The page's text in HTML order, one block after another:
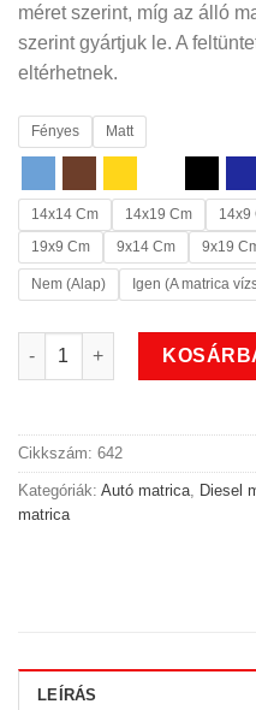
méret szerint, míg az álló
szerint gyártjuk le. A
eltérhetnek.
Fényes Matt
14x14 Cm 14x19 Cm 14x9
19x9 Cm
9x14 Cm 9x19
Nem (Alap) Igen (A matrica
At least vicces TDI matrica
Cikkszám: 642
Kategóriák: Autó matrica Diesel
matrica
LEÍRÁS